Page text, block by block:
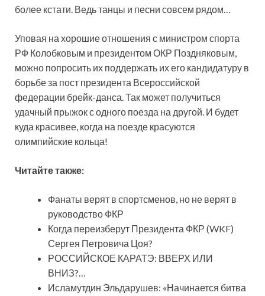
более кстати. Ведь танцы и песни совсем рядом…
Уповая на хорошие отношения с министром спорта
РФ Колобковым и президентом ОКР Поздняковым,
можно попросить их поддержать их его кандидатуру в
борьбе за пост президента Всероссийской
федерации брейк-данса. Так может получиться
удачный прыжок с одного поезда на другой. И будет
куда красивее, когда на поезде красуются
олимпийские кольца!
Читайте также:
Фанаты верят в спортсменов, но не верят в
руководство ФКР
Когда переизберут Президента ФКР (WKF)
Сергея Петровича Цоя?
РОССИЙСКОЕ КАРАТЭ: ВВЕРХ ИЛИ
ВНИЗ?…
Исламутдин Эльдарушев: «Начинается битва